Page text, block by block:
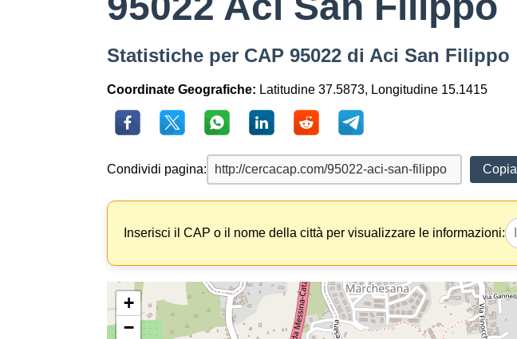
Statistiche per CAP 95022 di Aci San Filippo
Coordinate Geografiche: Latitudine 37.5873, Longitudine 15.1415
Condividi pagina: Copia
Inserisci il CAP o il nome della città per visualizzare le informazioni:
+
−